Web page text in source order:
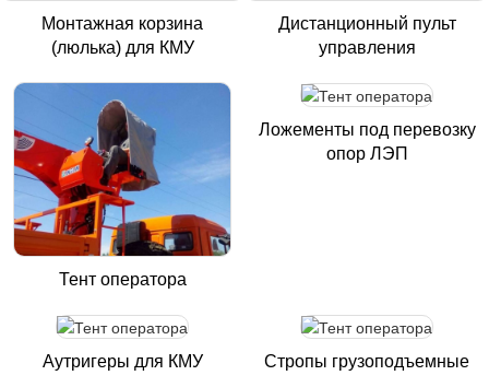
Монтажная корзина
(люлька) для КМУ
Дистанционный пульт
управления
Тент оператора
Ложементы под перевозку
опор ЛЭП
Аутригеры для КМУ Стропы грузоподъемные